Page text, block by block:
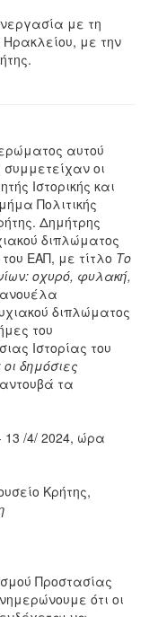
με τη
Ηρακλείου, με την
αυτού
συμμετείχαν οι
Ιστορικής και
Πολιτικής
Δημήτρης
διπλώματος
ΕΑΠ, με τίτλο Το
οχυρό, φυλακή,
διπλώματος
του
Ιστορίας του
δημόσιες
τα
13 /4/ 2024, ώρα
Κρήτης,
Προστασίας
ότι οι